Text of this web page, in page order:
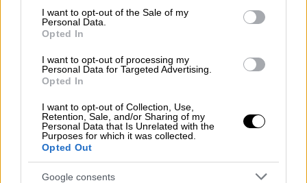
consent section.
I want to opt-out of the Sale of my
Personal Data.
Opted In
I want to opt-out of processing my
Personal Data for Targeted Advertising.
Opted In
I want to opt-out of Collection, Use,
Retention, Sale, and/or Sharing of my
Personal Data that Is Unrelated with the
Purposes for which it was collected.
Opted Out
Google consents
Κατά τη διάρκεια ομιλίας του σε
ευγνωμοσύνη για την αποστολή μη
θανατηφόρας στρατιωτικής βοήθειας από τη
Νότια ΚορέαστηνΟυκρανία, αλλά παρότρυνε
νοτιοκορεατική κυβέρνησηνα κάνει
περισσότερα, επικαλούμενος την
επείγουσα ανάγκη
στρατού για πυρομαχικά.